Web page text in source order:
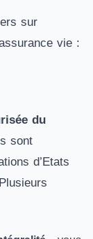
sur
vie :
du
sont
d’Etats